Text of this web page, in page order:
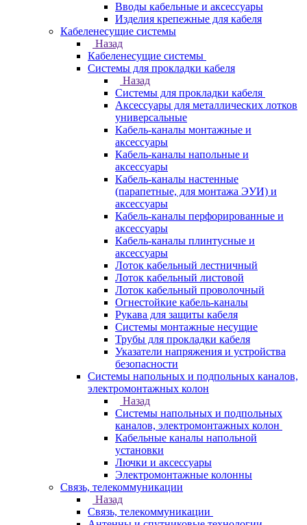
Вводы кабельные и аксессуары
Изделия крепежные для кабеля
Кабеленесущие системы
Назад
Кабеленесущие системы
Системы для прокладки кабеля
Назад
Системы для прокладки кабеля
Аксессуары для металлических лотков
универсальные
Кабель-каналы монтажные и
аксессуары
Кабель-каналы напольные и
аксессуары
Кабель-каналы настенные
(парапетные, для монтажа ЭУИ) и
аксессуары
Кабель-каналы перфорированные и
аксессуары
Кабель-каналы плинтусные и
аксессуары
Лоток кабельный лестничный
Лоток кабельный листовой
Лоток кабельный проволочный
Огнестойкие кабель-каналы
Рукава для защиты кабеля
Системы монтажные несущие
Трубы для прокладки кабеля
Указатели напряжения и устройства
безопасности
Системы напольных и подпольных каналов,
электромонтажных колон
Назад
Системы напольных и подпольных
каналов, электромонтажных колон
Кабельные каналы напольной
установки
Лючки и аксессуары
Электромонтажные колонны
Связь, телекоммуникации
Назад
Связь, телекоммуникации